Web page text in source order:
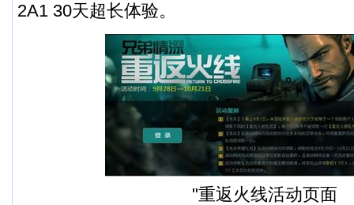
2A1 30天超长体验。
"重返火线活动页面